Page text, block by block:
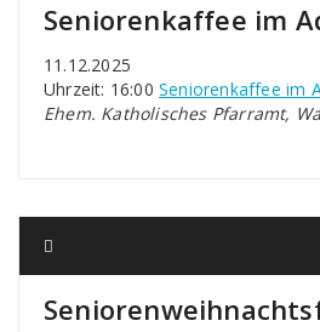
Seniorenkaffee im
11.12.2025
Uhrzeit: 16:00 Seniorenkaffee im
Ehem. Katholisches Pfarramt,